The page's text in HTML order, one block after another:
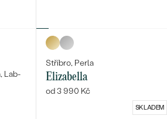
Lab-
Stříbro, Perla
Elizabella
od 3 990 Kč
SKLADEM